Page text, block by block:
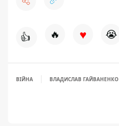
👍 🔥 ♥ 😭
ВІЙНА ВЛАДИСЛАВ ГАЙВАНЕНКО